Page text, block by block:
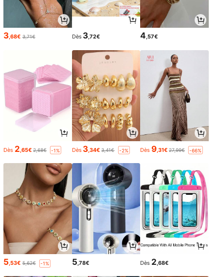
3,68€ 3,71€ Dès 3,72€ 4,57€
Dès 2 ,65€ 2,68€ -1% Dès 3 ,34€ 3,41€ -2% Dès 9,31€ 27,99€ -66%
5,53€ 5,62€ -1% 5,78€ Dès 2,68€